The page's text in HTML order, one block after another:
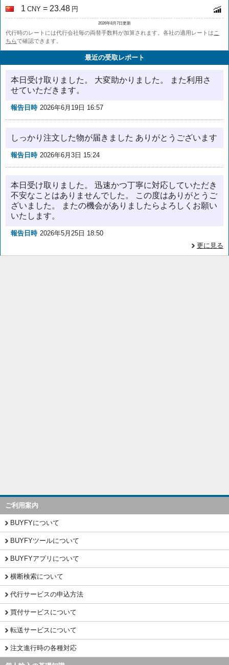
1 CNY = 23.48 円
2026年8月7日更新
代行時のレートには代行会社毎の両替手数料が加算されます。各社の適用レートは こ
ちらで確認できます。
最近の受取レポート
本日受け取りました。 大変助かりました。 また利用さ
せていただきます。
報告日時 2026年6月19日 16:57
しっかり注文した物が届きました ありがとうございます
報告日時 2026年6月3日 15:24
本日受け取りました。 迅速かつ丁寧に対応していただき
不安なことはありませんでした。 この度はありがとうご
ざいました。 またの機会がありましたらよろしくお願い
いたします。
報告日時 2026年5月25日 18:50
更に見る
ご利用案内
BUYFYについて
BUYFYツールについて
BUYFYアプリについて
横断検索について
代行サービスの申込方法
買付サービスについて
転送サービスについて
注文進行時の各種対応